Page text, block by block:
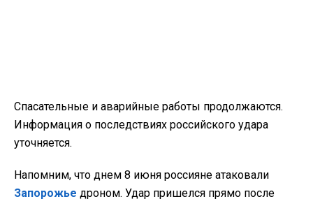
Спасательные и аварийные работы продолжаются.
Информация о последствиях российского удара
уточняется.
Напомним, что днем 8 июня россияне атаковали
Запорожье дроном. Удар пришелся прямо после